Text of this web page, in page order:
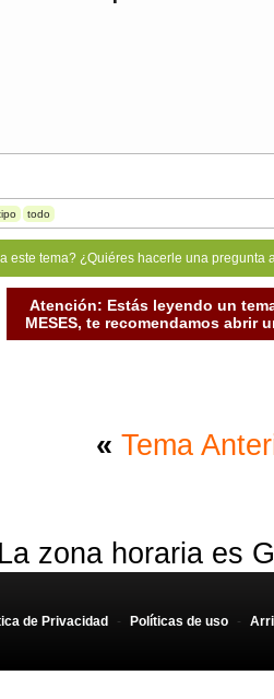
todo
este tema? ¿Quiéres hacerle una
Atención: Estás leyendo un
MESES, te recomendamos abrir
« Tema
La zona horaria es
de Privacidad - Políticas de uso -